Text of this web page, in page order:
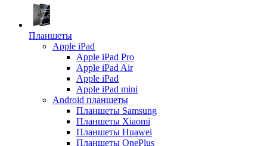
Планшеты
Apple iPad
Apple iPad Pro
Apple iPad Air
Apple iPad
Apple iPad mini
Android планшеты
Планшеты Samsung
Планшеты Xiaomi
Планшеты Huawei
Планшеты OnePlus